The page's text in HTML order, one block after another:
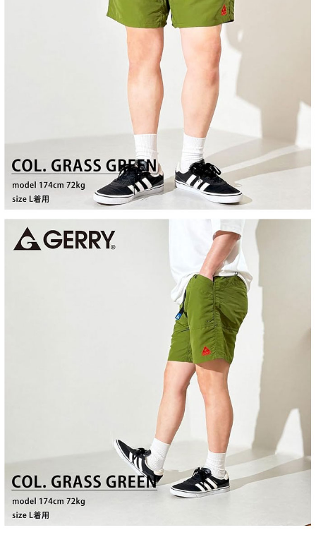
每筆NT$60，滿NT$399(含以上)免運費
每筆NT$150，滿NT$6,000(含以上)免運費